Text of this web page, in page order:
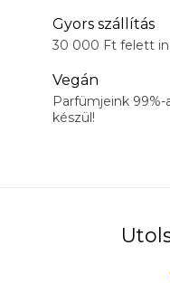
Gyors szállítás
30 000 Ft felett
Vegán
Parfümjeink
készül!